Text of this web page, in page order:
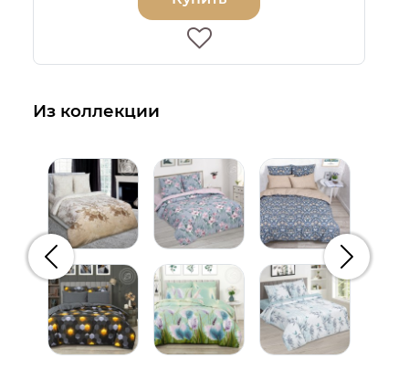
Из коллекции
Предыдущий